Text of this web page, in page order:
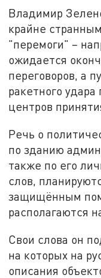
Владимир
крайне
"перемоги" –
ожидается
переговоров, а
ракетного
центров
Речь о
по зданию
также по его
слов,
защищённым
располагаются
Свои слова он
на которых на
описания